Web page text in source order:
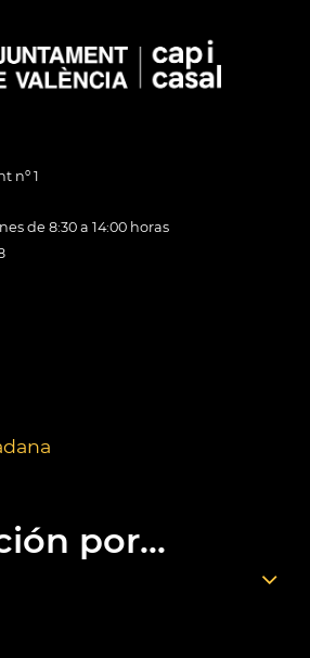
nº 1
de 8:30 a 14:00 horas
por...